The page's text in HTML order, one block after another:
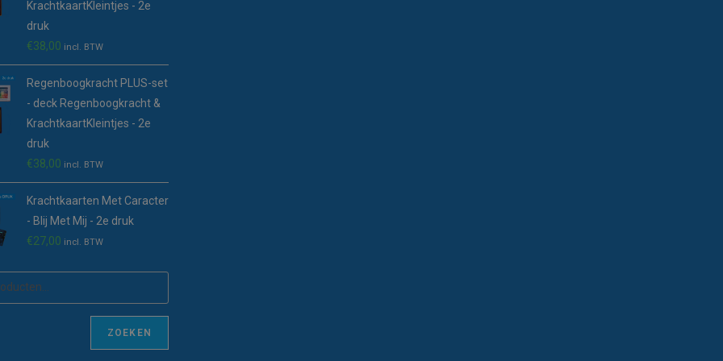
KrachtkaartKleintjes - 2e
druk
€38,00 incl. BTW
Regenboogkracht PLUS-set
- deck Regenboogkracht &
KrachtkaartKleintjes - 2e
druk
€38,00 incl. BTW
Krachtkaarten Met Caracter
- Blij Met Mij - 2e druk
€27,00 incl. BTW
ZOEKEN